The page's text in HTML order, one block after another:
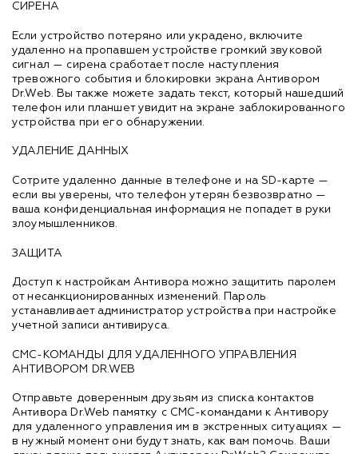
СИРЕНА
Если устройство потеряно или украдено, включите
удаленно на пропавшем устройстве громкий звуковой
сигнал — сирена сработает после наступления
тревожного события и блокировки экрана Антивором
Dr.Web. Вы также можете задать текст, который нашедший
телефон или планшет увидит на экране заблокированного
устройства при его обнаружении.
УДАЛЕНИЕ ДАННЫХ
Сотрите удаленно данные в телефоне и на SD-карте —
если вы уверены, что телефон утерян безвозвратно —
ваша конфиденциальная информация не попадет в руки
злоумышленников.
ЗАЩИТА
Доступ к настройкам Антивора можно защитить паролем
от несанкционированных изменений. Пароль
устанавливает администратор устройства при настройке
учетной записи антивируса.
СМС-КОМАНДЫ ДЛЯ УДАЛЕННОГО УПРАВЛЕНИЯ
АНТИВОРОМ DR.WEB
Отправьте доверенным друзьям из списка контактов
Антивора Dr.Web памятку с СМС-командами к Антивору
для удаленного управления им в экстренных ситуациях —
в нужный момент они будут знать, как вам помочь. Ваши